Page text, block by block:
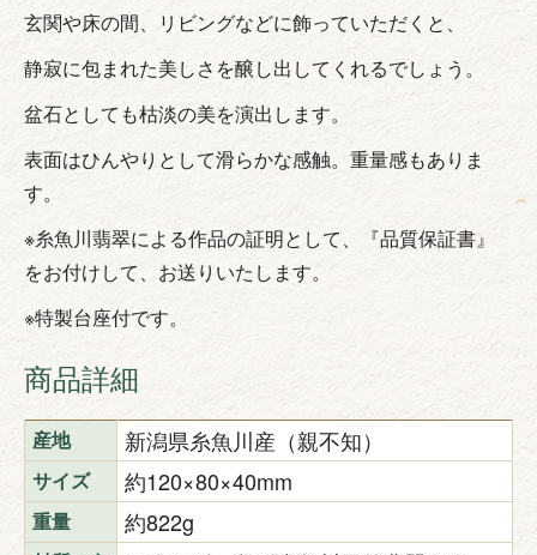
玄関や床の間、リビングなどに飾っていただくと、
静寂に包まれた美しさを醸し出してくれるでしょう。
盆石としても枯淡の美を演出します。
表面はひんやりとして滑らかな感触。重量感もありま
す。
※糸魚川翡翠による作品の証明として、『品質保証書』
をお付けして、お送りいたします。
※特製台座付です。
商品詳細
産地 新潟県糸魚川産（親不知）
サイズ 約120×80×40mm
重量 約822g